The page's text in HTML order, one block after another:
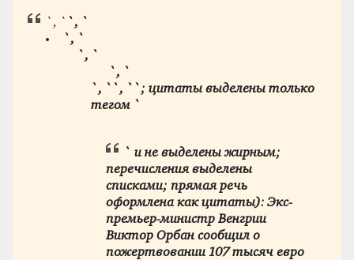
`, ` `, `
`, `
`, `
`, `
`, ` `, ` `; цитаты выделены только
тегом `
` и не выделены жирным;
перечисления выделены
списками; прямая речь
оформлена как цитаты):Экс-
премьер-министр Венгрии
Виктор Орбан сообщил о
пожертвовании 107 тысяч евро